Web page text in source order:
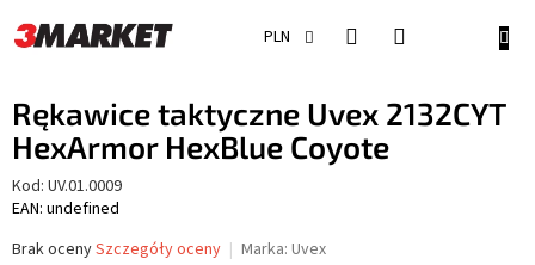
do
treści
PLN
Rękawice taktyczne Uvex 2132CYT
HexArmor HexBlue Coyote
Kod: UV.01.0009
EAN: undefined
Średnia
Brak ocenySzczegóły oceny Marka: Uvex